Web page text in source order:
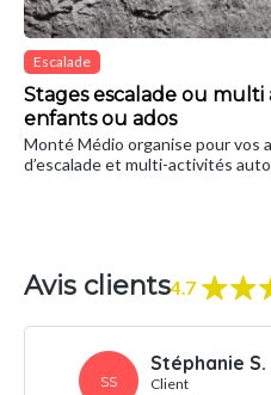
Escalade
Stages escalade ou
enfants ou ados
Monté Médio organise pour vos
d’escalade et multi-activités
Avis clients4.7
SS
Stéphanie S.
Client